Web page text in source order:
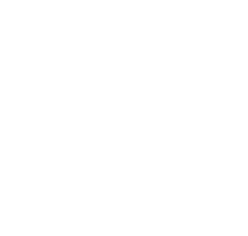
distributeurs et
projet à notre service